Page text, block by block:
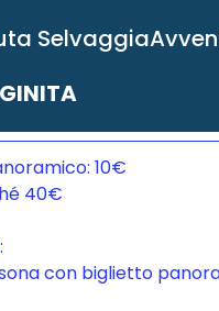
Selvaggia
ITA
10€
40€
con biglietto